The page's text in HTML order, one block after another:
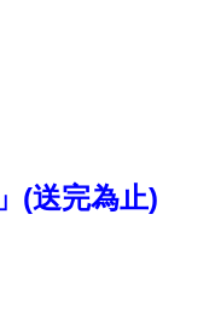
(送完為止)